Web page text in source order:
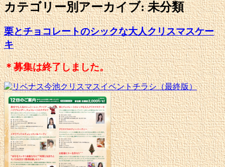
カテゴリー別アーカイブ:未分類
栗とチョコレートのシックな大人クリスマスケー
キ
＊募集は終了しました。